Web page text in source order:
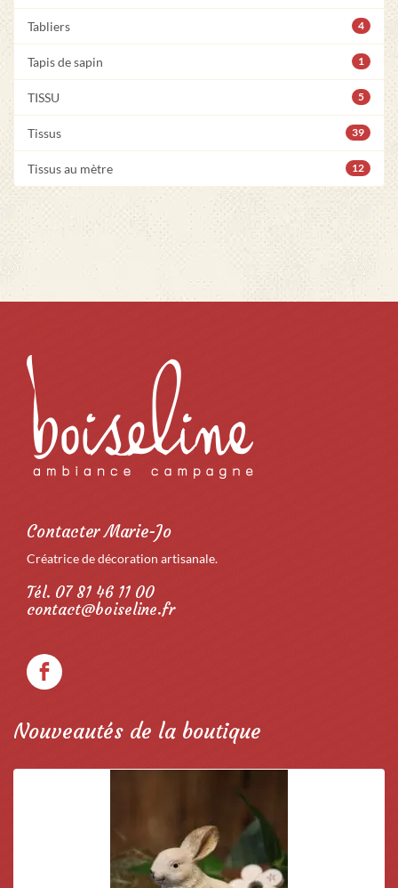
Tabliers 4
Tapis de sapin 1
TISSU 5
Tissus 39
Tissus au mètre 12
Contacter Marie-Jo
Créatrice de décoration artisanale.
Tél. 07 81 46 11 00
contact@boiseline.fr
Nouveautés de la boutique